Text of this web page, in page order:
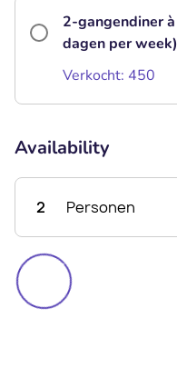
2-gangendiner
dagen per week)
Verkocht: 450
Availability
2 Personen